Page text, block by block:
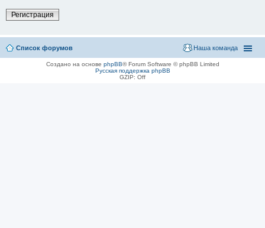
Регистрация
Список форумов Наша команда
Создано на основе phpBB® Forum Software © phpBB Limited
Русская поддержка phpBB
GZIP: Off